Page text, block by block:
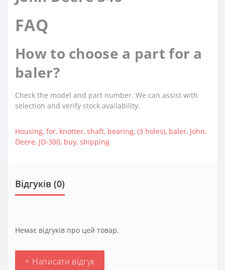
FAQ
How to choose a part for a
baler?
Check the model and part number. We can assist with
selection and verify stock availability.
Housing, for, knotter, shaft, bearing, (3 holes), baler, John,
Deere, JD-300, buy, shipping
Відгуків (0)
Немає відгуків про цей товар.
+ Написати відгук